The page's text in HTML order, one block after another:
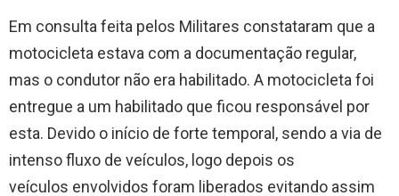
Em consulta feita pelos Militares constataram que a
motocicleta estava com a documentação regular,
mas o condutor não era habilitado. A motocicleta foi
entregue a um habilitado que ficou responsável por
esta. Devido o início de forte temporal, sendo a via de
intenso fluxo de veículos, logo depois os
veículos envolvidos foram liberados evitando assim